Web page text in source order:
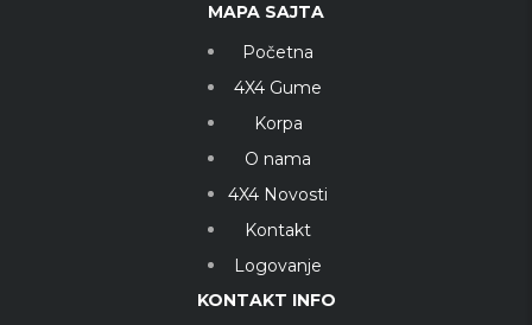
MAPA SAJTA
Početna
4X4 Gume
Korpa
O nama
4X4 Novosti
Kontakt
Logovanje
KONTAKT INFO